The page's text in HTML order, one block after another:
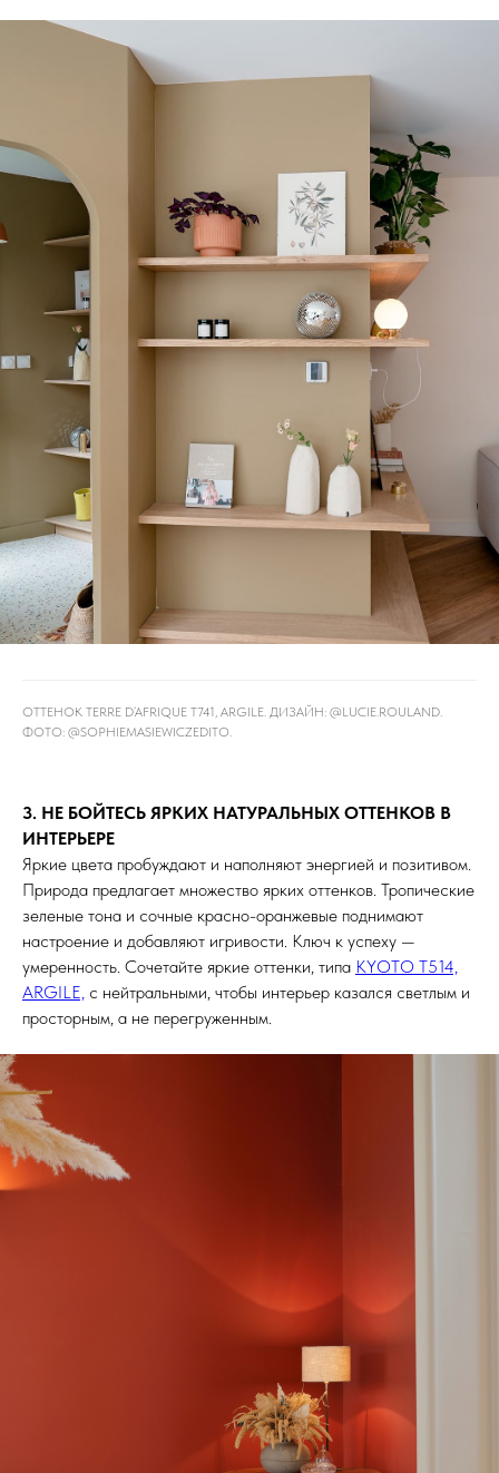
ОТТЕНОК TERRE D’AFRIQUE T741, ARGILE. ДИЗАЙН: @LUCIE.ROULAND⁠.
ФОТО: @SOPHIEMASIEWICZEDITO.
3. НЕ БОЙТЕСЬ ЯРКИХ НАТУРАЛЬНЫХ ОТТЕНКОВ В
ИНТЕРЬЕРЕ
Яркие цвета пробуждают и наполняют энергией и позитивом.
Природа предлагает множество ярких оттенков. Тропические
зеленые тона и сочные красно-оранжевые поднимают
настроение и добавляют игривости. Ключ к успеху —
умеренность. Сочетайте яркие оттенки, типа KYOTO T514,
ARGILE, с нейтральными, чтобы интерьер казался светлым и
просторным, а не перегруженным.